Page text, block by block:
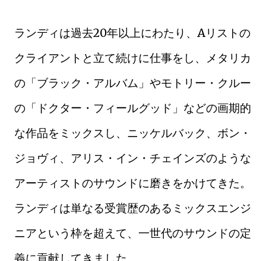
ランディは過去20年以上にわたり、Aリストの
クライアントと立て続けに仕事をし、メタリカ
の「ブラック・アルバム」やモトリー・クルー
の「ドクター・フィールグッド」などの画期的
な作品をミックスし、ニッケルバック、ボン・
ジョヴィ、アリス・イン・チェインズのような
アーティストのサウンドに磨きをかけてきた。
ランディは単なる受賞歴のあるミックスエンジ
ニアという枠を超えて、一世代のサウンドの定
義に貢献してきました。